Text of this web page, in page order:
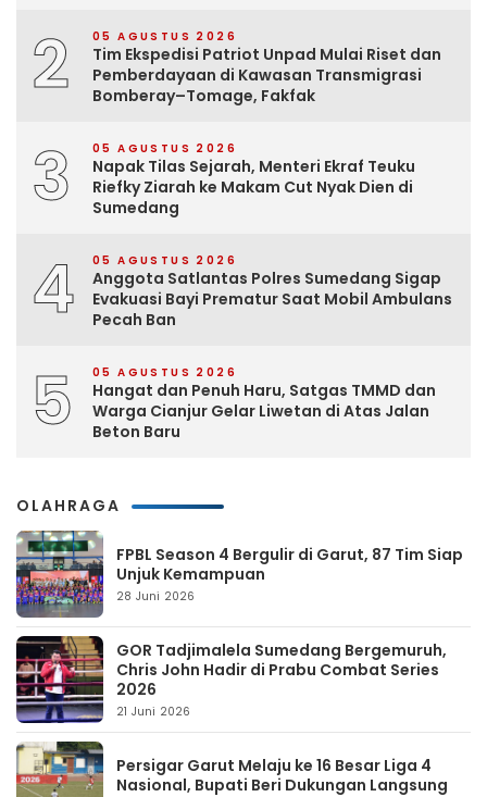
2 05 AGUSTUS 2026
Tim Ekspedisi Patriot Unpad Mulai Riset dan
Pemberdayaan di Kawasan Transmigrasi
Bomberay–Tomage, Fakfak
3 05 AGUSTUS 2026
Napak Tilas Sejarah, Menteri Ekraf Teuku
Riefky Ziarah ke Makam Cut Nyak Dien di
Sumedang
4 05 AGUSTUS 2026
Anggota Satlantas Polres Sumedang Sigap
Evakuasi Bayi Prematur Saat Mobil Ambulans
Pecah Ban
5 05 AGUSTUS 2026
Hangat dan Penuh Haru, Satgas TMMD dan
Warga Cianjur Gelar Liwetan di Atas Jalan
Beton Baru
OLAHRAGA
FPBL Season 4 Bergulir di Garut, 87 Tim Siap
Unjuk Kemampuan
28 Juni 2026
GOR Tadjimalela Sumedang Bergemuruh,
Chris John Hadir di Prabu Combat Series
2026
21 Juni 2026
Persigar Garut Melaju ke 16 Besar Liga 4
Nasional, Bupati Beri Dukungan Langsung